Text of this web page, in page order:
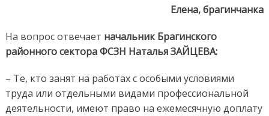
Елена, брагинчанка
На вопрос отвечает начальник Брагинского
районного сектора ФСЗН Наталья ЗАЙЦЕВА:
– Те, кто занят на работах с особыми условиями
труда или отдельными видами профессиональной
деятельности, имеют право на ежемесячную доплату